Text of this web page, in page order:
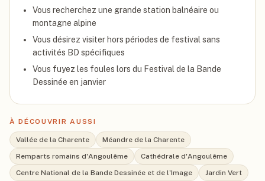
Vous recherchez une grande station balnéaire ou
montagne alpine
Vous désirez visiter hors périodes de festival sans
activités BD spécifiques
Vous fuyez les foules lors du Festival de la Bande
Dessinée en janvier
À DÉCOUVRIR AUSSI
Vallée de la Charente
Méandre de la Charente
Remparts romains d'Angoulême
Cathédrale d'Angoulême
Centre National de la Bande Dessinée et de l'Image
Jardin Vert